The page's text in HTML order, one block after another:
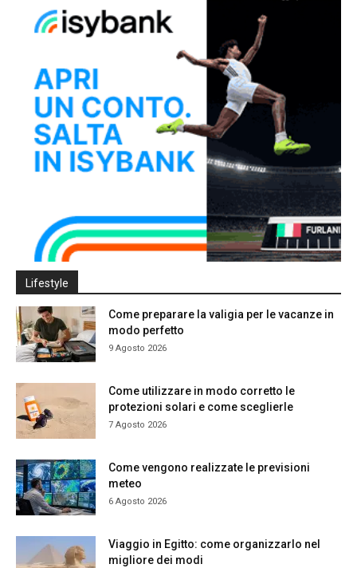
Lifestyle
Come preparare la valigia per le vacanze in
modo perfetto
9 Agosto 2026
Come utilizzare in modo corretto le
protezioni solari e come sceglierle
7 Agosto 2026
Come vengono realizzate le previsioni
meteo
6 Agosto 2026
Viaggio in Egitto: come organizzarlo nel
migliore dei modi